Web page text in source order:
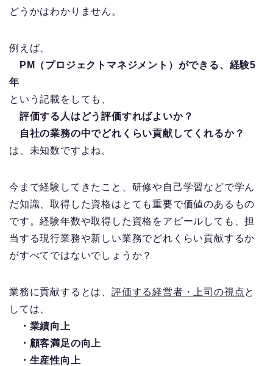
どうかはわかりません。
例えば、
PM（プロジェクトマネジメント）ができる、経験5
年
という記載をしても、
評価する人はどう評価すればよいか？
自社の業務の中でどれくらい貢献してくれるか？
は、未知数ですよね。
今まで経験してきたこと、研修や自己学習などで学ん
だ知識、取得した資格はとても重要で価値のあるもの
です。経験年数や取得した資格をアピールしても、担
当する現行業務や新しい業務でどれくらい貢献するか
がすべてではないでしょうか？
業務に貢献するとは、 評価する経営者・上司の視点と
しては、
・業績向上
・顧客満足の向上
・生産性向上